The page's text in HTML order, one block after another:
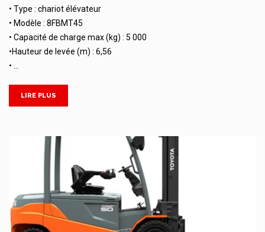
• Type : chariot élévateur
• Modèle : 8FBMT45
• Capacité de charge max (kg) : 5 000
•Hauteur de levée (m) : 6,56
• …
LIRE PLUS